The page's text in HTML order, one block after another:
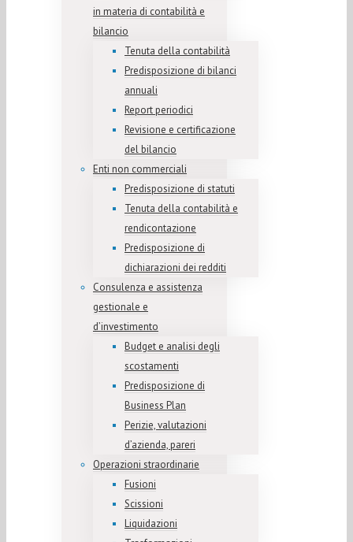
in materia di contabilità e
bilancio
Tenuta della contabilità
Predisposizione di bilanci
annuali
Report periodici
Revisione e certificazione
del bilancio
Enti non commerciali
Predisposizione di statuti
Tenuta della contabilità e
rendicontazione
Predisposizione di
dichiarazioni dei redditi
Consulenza e assistenza
gestionale e
d’investimento
Budget e analisi degli
scostamenti
Predisposizione di
Business Plan
Perizie, valutazioni
d’azienda, pareri
Operazioni straordinarie
Fusioni
Scissioni
Liquidazioni